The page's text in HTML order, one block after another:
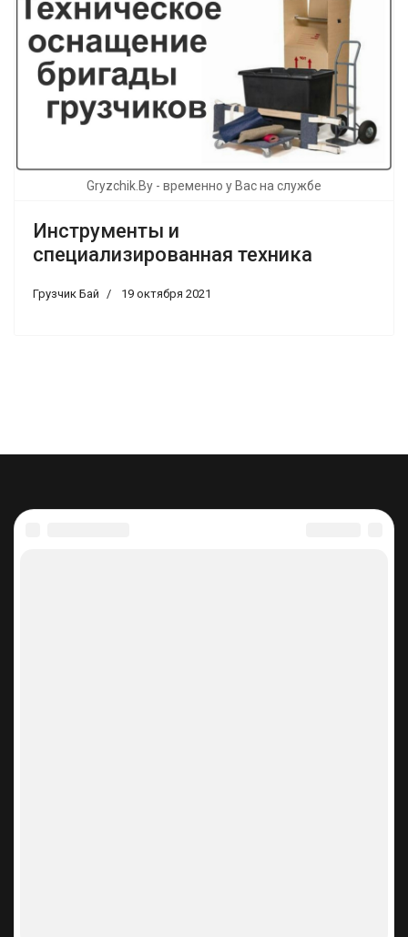
Gryzchik.By - временно у Вас на службе
Инструменты и
специализированная техника
Грузчик Бай 19 октября 2021